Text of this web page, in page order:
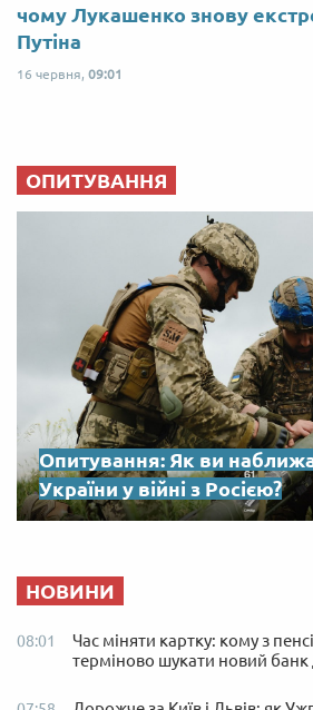
чому Лукашенко знову
Путіна
16 червня, 09:01
ОПИТУВАННЯ
Опитування: Як ви
України у війні з Росією?
НОВИНИ
08:01
Час міняти картку: кому з
терміново шукати новий банк